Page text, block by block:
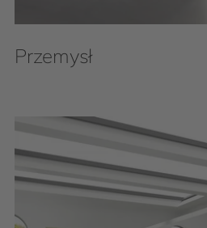
Przemysł